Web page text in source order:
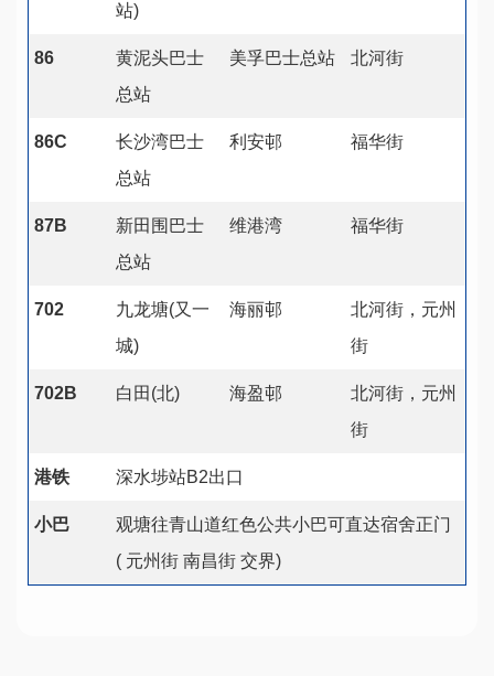
站)
86
黄泥头巴士
总站
美孚巴士总站 北河街
86C
长沙湾巴士
总站
利安邨 福华街
87B
新田围巴士
总站
维港湾 福华街
702
九龙塘(又一
城)
海丽邨
北河街，元州
街
702B 白田(北) 海盈邨
北河街，元州
街
港铁 深水埗站B2出口
小巴
观塘往青山道红色公共小巴可直达宿舍正门
( 元州街 南昌街 交界)